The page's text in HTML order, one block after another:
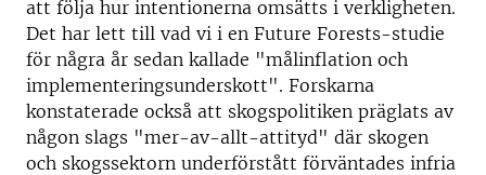
att följa hur intentionerna omsätts i verkligheten.
Det har lett till vad vi i en Future Forests-studie
för några år sedan kallade "målinflation och
implementeringsunderskott". Forskarna
konstaterade också att skogspolitiken präglats av
någon slags "mer-av-allt-attityd" där skogen
och skogssektorn underförstått förväntades infria